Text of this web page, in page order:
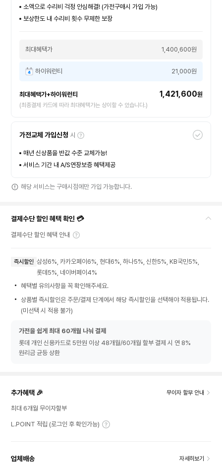
소액으로 수리비 걱정 안심해결! (가전구매시 가입 가능)
보상한도 내 수리비 횟수 무제한 보장
최대혜택가 1,400,600원
하이워런티 21,000원
최대혜택가+하이워런티 1,421,600원
(최종결제 카드에 따라 최대혜택가는 상이할 수 있습니다.)
가전교체 가입신청 시
매년 신상품을 반값 수준 교체가능!
서비스 기간 내 A/S연장보증 혜택제공
해당 서비스는 구매시점에만 가입 가능합니다.
결제수단 할인 혜택 확인 💳
결제수단 할인 혜택 안내
즉시할인 삼성6%, 카카오페이6%, 현대6%, 하나5%, 신한5%, KB국민5%,
롯데5%, 네이버페이4%
혜택별 유의사항을 꼭 확인해주세요.
상품별 즉시할인은 주문/결제 단계에서 해당 즉시할인을 선택해야 적용됩니다.
(미선택 시 적용 불가)
가전을 쉽게 최대 60개월 나눠 결제
롯데 개인 신용카드로 5만원 이상 48개월/60개월 할부 결제 시 연 8%
원리금 균등 상환
추가혜택 🎉 무이자 할부 안내
최대 6개월 무이자할부
L.POINT 적립 (로그인 후 확인가능)
업체배송 자세히보기